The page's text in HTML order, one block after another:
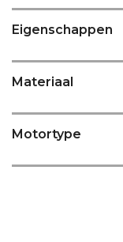
Eigenschappen
Materiaal
Motortype